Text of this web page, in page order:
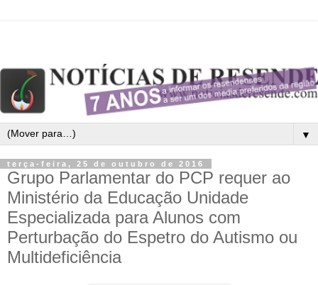
▼
terça-feira, 25 de outubro de 2016
Grupo Parlamentar do PCP requer ao
Ministério da Educação Unidade
Especializada para Alunos com
Perturbação do Espetro do Autismo ou
Multideficiência